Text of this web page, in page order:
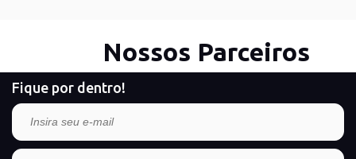
Nossos Parceiros
Fique por dentro!